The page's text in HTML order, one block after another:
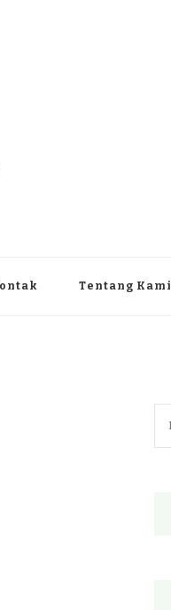
Tentang Kami